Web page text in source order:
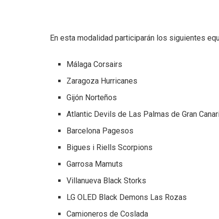
En esta modalidad participarán los siguientes
Málaga Corsairs
Zaragoza Hurricanes
Gijón Norteños
Atlantic Devils de Las Palmas de Gran
Barcelona Pagesos
Bigues i Riells Scorpions
Garrosa Mamuts
Villanueva Black Storks
LG OLED Black Demons Las Rozas
Camioneros de Coslada